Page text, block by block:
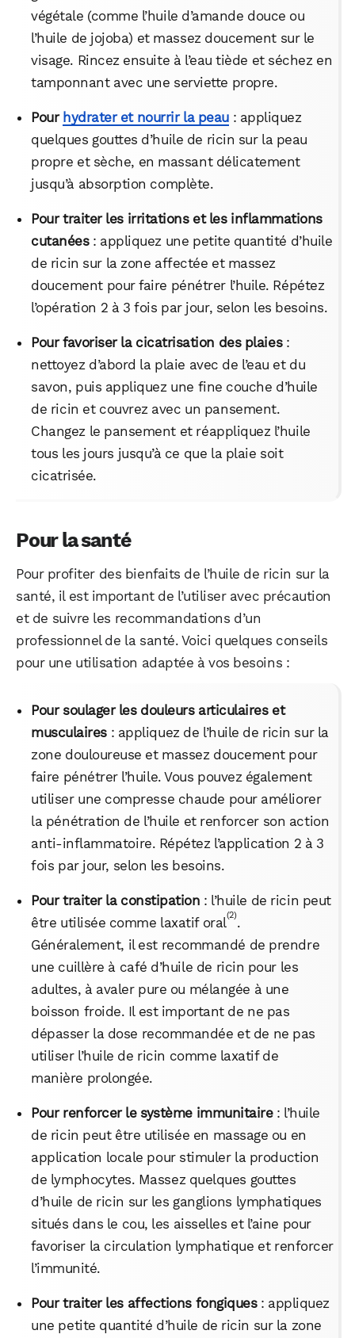
végétale (comme l’huile d’amande douce ou
l’huile de jojoba) et massez doucement sur le
visage. Rincez ensuite à l’eau tiède et séchez en
tamponnant avec une serviette propre.
Pour hydrater et nourrir la peau: appliquez
quelques gouttes d’huile de ricin sur la peau
propre et sèche, en massant délicatement
jusqu’à absorption complète.
Pour traiter les irritations et les inflammations
cutanées: appliquez une petite quantité d’huile
de ricin sur la zone affectée et massez
doucement pour faire pénétrer l’huile. Répétez
l’opération 2 à 3 fois par jour, selon les besoins.
Pour favoriser la cicatrisation des plaies:
nettoyez d’abord la plaie avec de l’eau et du
savon, puis appliquez une fine couche d’huile
de ricin et couvrez avec un pansement.
Changez le pansement et réappliquez l’huile
tous les jours jusqu’à ce que la plaie soit
cicatrisée.
Pour la santé
Pour profiter des bienfaits de l’huile de ricin sur la
santé, il est important de l’utiliser avec précaution
et de suivre les recommandations d’un
professionnel de la santé. Voici quelques conseils
pour une utilisation adaptée à vos besoins :
Pour soulager les douleurs articulaires et
musculaires: appliquez de l’huile de ricin sur la
zone douloureuse et massez doucement pour
faire pénétrer l’huile. Vous pouvez également
utiliser une compresse chaude pour améliorer
la pénétration de l’huile et renforcer son action
anti-inflammatoire. Répétez l’application 2 à 3
fois par jour, selon les besoins.
Pour traiter la constipation : l’huile de ricin peut
être utilisée comme laxatif oral(2).
Généralement, il est recommandé de prendre
une cuillère à café d’huile de ricin pour les
adultes, à avaler pure ou mélangée à une
boisson froide. Il est important de ne pas
dépasser la dose recommandée et de ne pas
utiliser l’huile de ricin comme laxatif de
manière prolongée.
Pour renforcer le système immunitaire: l’huile
de ricin peut être utilisée en massage ou en
application locale pour stimuler la production
de lymphocytes. Massez quelques gouttes
d’huile de ricin sur les ganglions lymphatiques
situés dans le cou, les aisselles et l’aine pour
favoriser la circulation lymphatique et renforcer
l’immunité.
Pour traiter les affections fongiques: appliquez
une petite quantité d’huile de ricin sur la zone